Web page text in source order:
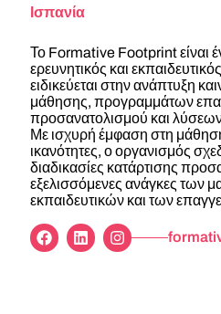
Ισπανία
Το Formative Footprint είναι
ερευνητικός και
ειδικεύεται στην ανάπτυξη
μάθησης, προγραμμάτων
προσανατολισμού και
Με ισχυρή έμφαση στη
ικανότητες, ο οργανισμός
διαδικασίες κατάρτισης
εξελισσόμενες ανάγκες των
εκπαιδευτικών και των